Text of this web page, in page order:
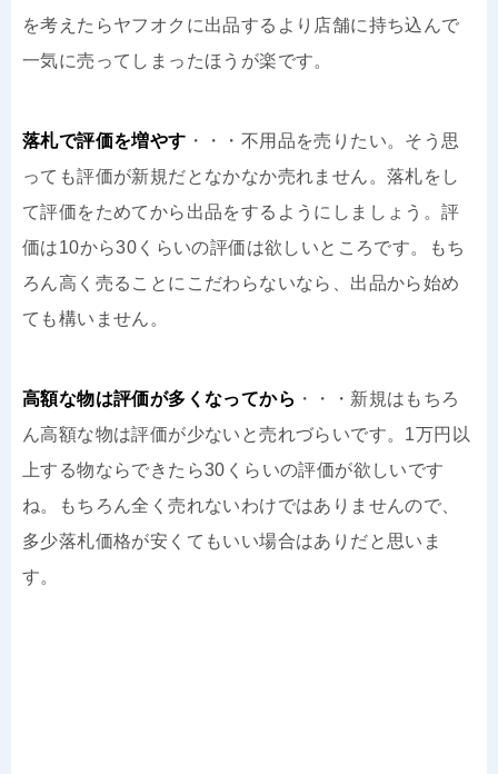
を考えたらヤフオクに出品するより店舗に持ち込んで
一気に売ってしまったほうが楽です。
落札で評価を増やす ・・・不用品を売りたい。そう思
っても評価が新規だとなかなか売れません。落札をし
て評価をためてから出品をするようにしましょう。評
価は10から30くらいの評価は欲しいところです。もち
ろん高く売ることにこだわらないなら、出品から始め
ても構いません。
高額な物は評価が多くなってから ・・・新規はもちろ
ん高額な物は評価が少ないと売れづらいです。1万円以
上する物ならできたら30くらいの評価が欲しいです
ね。もちろん全く売れないわけではありませんので、
多少落札価格が安くてもいい場合はありだと思いま
す。